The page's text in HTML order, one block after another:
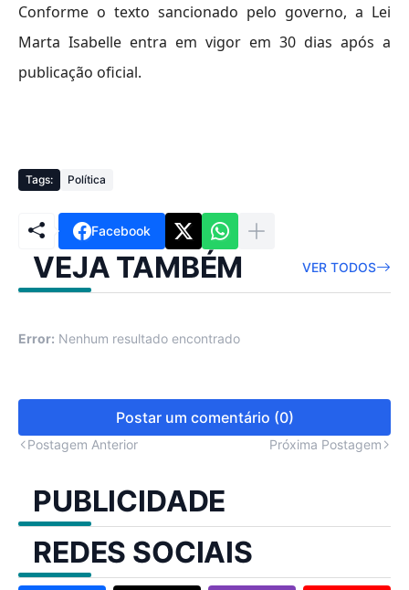
Conforme o texto sancionado pelo governo, a Lei
Marta Isabelle entra em vigor em 30 dias após a
publicação oficial.
Tags: Política
Facebook
VEJA TAMBÉM VER TODOS
Error: Nenhum resultado encontrado
Postar um comentário (0)
Postagem Anterior Próxima Postagem
PUBLICIDADE
REDES SOCIAIS